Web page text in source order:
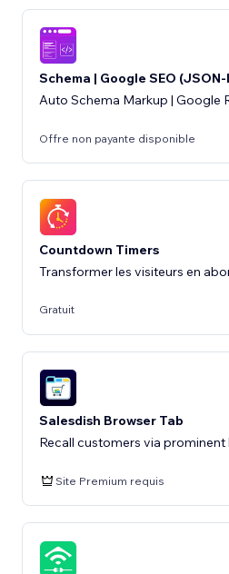
Schema | Google SEO (JSON-
Auto Schema Markup | Google
Offre non payante disponible
Countdown Timers
Transformer les visiteurs en
Gratuit
Salesdish Browser Tab
Recall customers via
Site Premium requis